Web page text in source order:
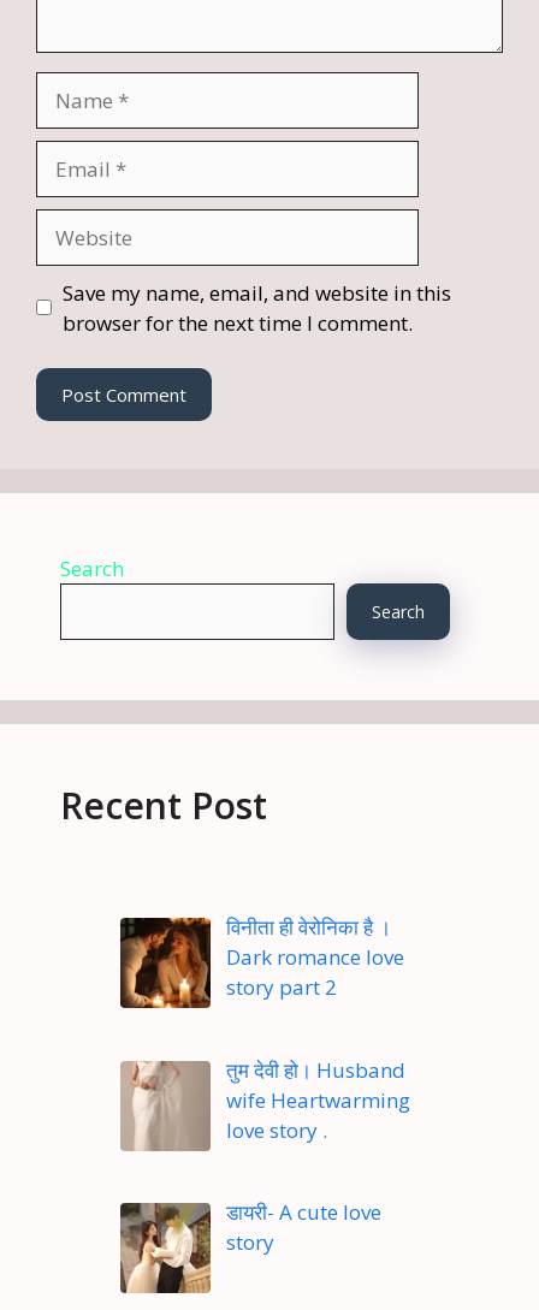
Save my name, email, and website in this
browser for the next time I comment.
Search
Search
Recent Post
विनीता ही वेरोनिका है ।
Dark romance love
story part 2
तुम देवी हो। Husband
wife Heartwarming
love story .
डायरी- A cute love
story